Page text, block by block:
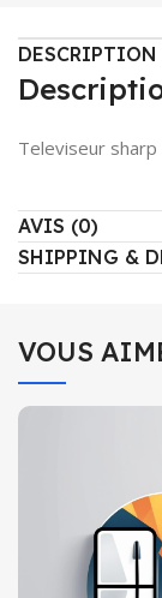
DESCRIPTION
Televiseur sharp
AVIS (0)
SHIPPING &
VOUS